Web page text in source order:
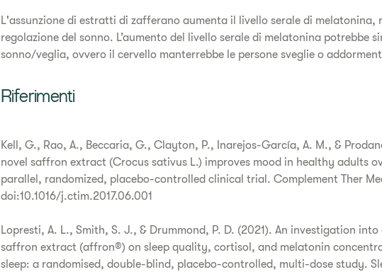
L'assunzione di estratti di zafferano aumenta il livello serale di melatonina,
regolazione del sonno. L’aumento del livello serale di melatonina potrebbe
sonno/veglia, ovvero il cervello manterrebbe le persone sveglie o
Riferimenti
Kell, G., Rao, A., Beccaria, G., Clayton, P., Inarejos-García, A. M., &
novel saffron extract (Crocus sativus L.) improves mood in healthy adults
parallel, randomized, placebo-controlled clinical trial. Complement Ther
doi:10.1016/j.ctim.2017.06.001
Lopresti, A. L., Smith, S. J., & Drummond, P. D. (2021). An investigation
saffron extract (affron®) on sleep quality, cortisol, and melatonin
sleep: a randomised, double-blind, placebo-controlled, multi-dose study.